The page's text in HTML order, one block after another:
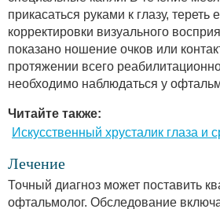
прикасаться руками к глазу, тереть
корректировки визуального
показано ношение очков или
протяжении всего
необходимо наблюдаться у
Читайте также:
Искусственный хрусталик глаза и
Лечение
Точный диагноз может поставить
офтальмолог. Обследование